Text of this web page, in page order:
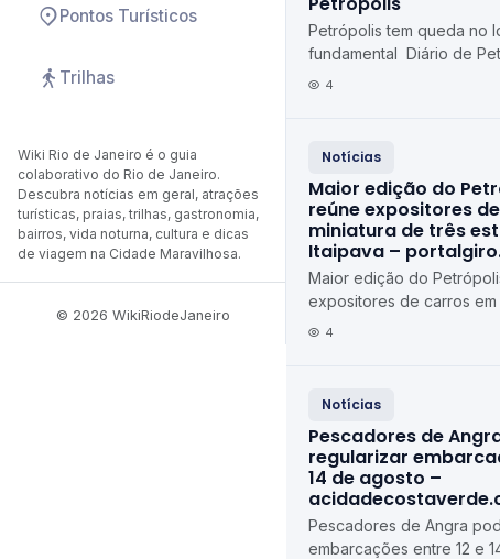
Pontos Turísticos
Trilhas
Wiki Rio de Janeiro é o guia
colaborativo do Rio de Janeiro.
Descubra notícias em geral, atrações
turísticas, praias, trilhas, gastronomia,
bairros, vida noturna, cultura e dicas
de viagem na Cidade Maravilhosa.
© 2026 WikiRiodeJaneiro
Petrópolis tem queda no
fundamental Diário de
4
Notícias
Maior edição do
reúne expositores
miniatura de três
Itaipava –
Maior edição do
expositores de carros em
estados em Itaipava
4
Notícias
Pescadores de
regularizar
14 de agosto –
Pescadores de Angra
embarcações entre 12 e